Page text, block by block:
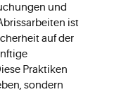
und
ist
auf der
Praktiken
sondern